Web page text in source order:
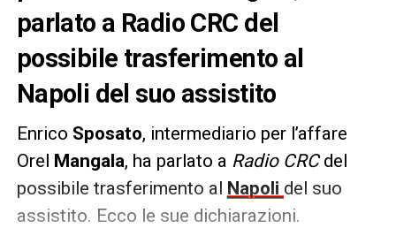
parlato a Radio CRC del
possibile trasferimento al
Napoli del suo assistito
Enrico Sposato, intermediario per l’affare
Orel Mangala, ha parlato a Radio CRCdel
possibile trasferimento al Napoli del suo
assistito. Ecco le sue dichiarazioni.